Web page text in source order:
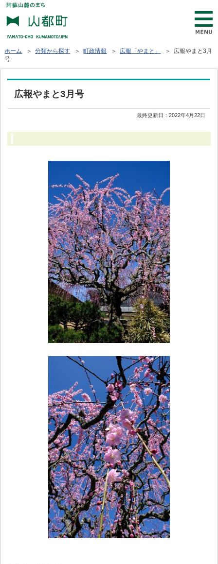
ホーム ＞分類から探す ＞町政情報 ＞ 広報「やまと」
＞ 広報やまと3月
号
広報やまと3月号
最終更新日：2022年4月22日